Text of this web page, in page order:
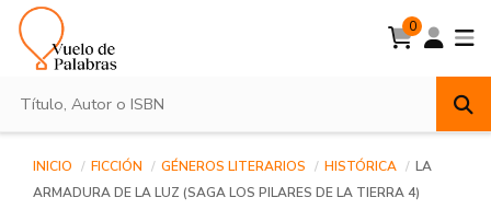
0
INICIO FICCIÓN GÉNEROS LITERARIOS HISTÓRICA
LA
ARMADURA DE LA LUZ (SAGA LOS PILARES DE LA TIERRA 4)